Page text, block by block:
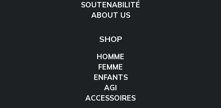
SOUTENABILITÉ
ABOUT US
SHOP
HOMME
FEMME
ENFANTS
AGI
ACCESSOIRES